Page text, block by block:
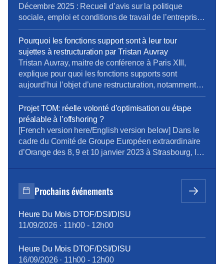
Accompagnement des salariés dans la
Transformation digitale à renforcer. Rapport sur
Décembre 2025 : Recueil d’avis sur la politique
sociale, emploi et conditions de travail de l’entreprise
(bloc 3 Rebsamen) Information sur les priorités
d’actions définies par les unités du périmètre social
dans le cadre de l’enquête triennale conditions de
travail et stress 2024 suite à l’analyse […]
Pourquoi les fonctions support sont à leur tour
sujettes à restructuration par Tristan Auvray
Tristan Auvray, maitre de conférence à Paris XIII,
explique pour quoi les fonctions supports sont
aujourd’hui l’objet d’une restructuration, notamment
chez Orange.
Projet TOM: réelle volonté d’optimisation ou étape
préalable à l’offshoring ?
[French version here/English version below] Dans le
cadre du Comité de Groupe Européen extraordinaire
d’Orange des 8, 9 et 10 janvier 2023 à Strasbourg, la
Finance & Performance sur le périmètre européen,
présenté par Corentin Maigné, Directeur Comptable
Prochains événements
Heure Du Mois DTOF/DSI/DISU
11/09/2026· 11h00 - 12h00
Heure Du Mois DTOF/DSI/DISU
16/09/2026· 11h00 - 12h00